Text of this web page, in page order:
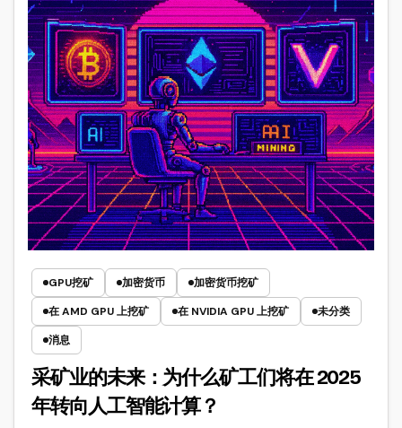
GPU挖矿 加密货币
加密货币挖矿
在 AMD GPU 上挖矿
在 NVIDIA GPU 上挖矿
未分类
消息
采矿业的未来：为什么矿工们将在 2025
年转向人工智能计算？